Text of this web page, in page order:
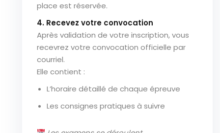
place est réservée.
4. Recevez votre convocation
Après validation de votre inscription, vous
recevrez votre convocation officielle par
courriel.
Elle contient :
L’horaire détaillé de chaque épreuve
Les consignes pratiques à suivre